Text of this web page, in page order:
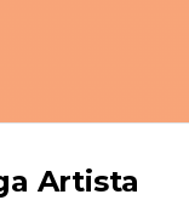
Artista